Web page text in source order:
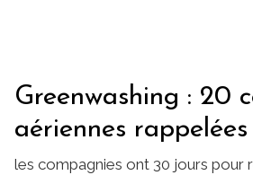
Greenwashing : 20
aériennes
les compagnies ont 30 jours pour